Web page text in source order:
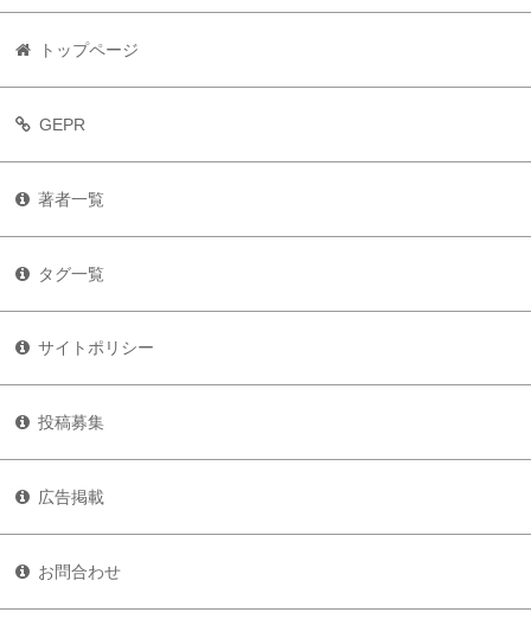
トップページ
GEPR
著者一覧
タグ一覧
サイトポリシー
投稿募集
広告掲載
お問合わせ